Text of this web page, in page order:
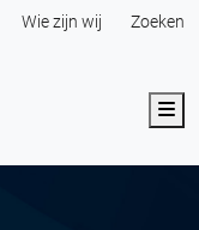
Wie zijn wij Zoeken